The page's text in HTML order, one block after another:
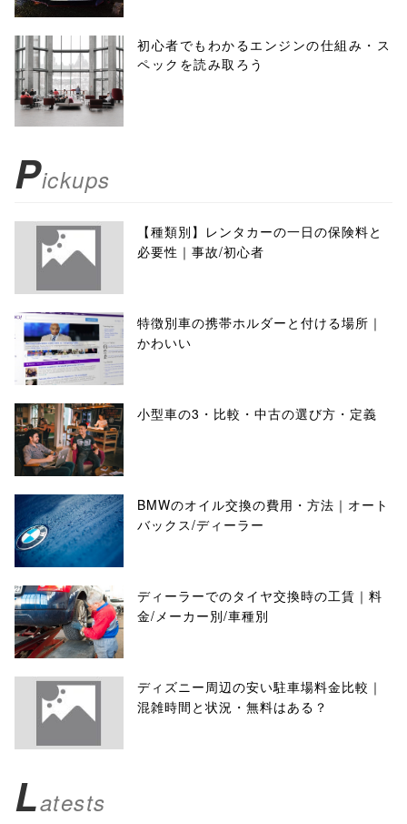
初心者でもわかるエンジンの仕組み・ス
ペックを読み取ろう
Pickups
【種類別】レンタカーの一日の保険料と
必要性｜事故/初心者
特徴別車の携帯ホルダーと付ける場所｜
かわいい
小型車の3・比較・中古の選び方・定義
BMWのオイル交換の費用・方法｜オート
バックス/ディーラー
ディーラーでのタイヤ交換時の工賃｜料
金/メーカー別/車種別
ディズニー周辺の安い駐車場料金比較｜
混雑時間と状況・無料はある？
Latests